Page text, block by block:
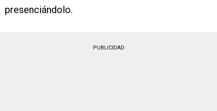
presenciándolo.
PUBLICIDAD